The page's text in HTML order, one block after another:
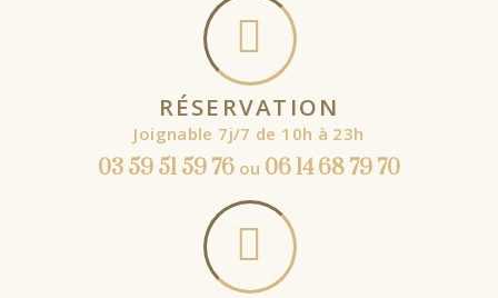
RÉSERVATION
Joignable 7j/7 de 10h à 23h
03 59 51 59 76 ou 06 14 68 79 70